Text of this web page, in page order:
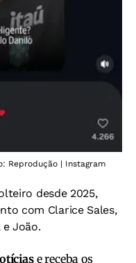
Reprodução | Instagram
desde 2025,
com Clarice Sales,
João.
e receba os